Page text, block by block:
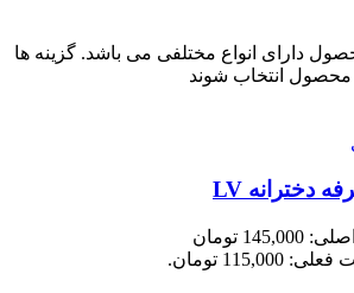
دارای انواع مختلفی می باشد. گزینه ها
انتخاب شوند
قیمت اصلی: 145,000 تومان
115,000 تومان.